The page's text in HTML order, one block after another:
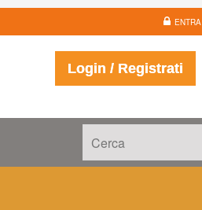
ENTRA
Login / Registrati